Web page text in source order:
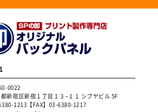
0022
新宿区新宿１丁目１３−１１ シブヤビル 5F
1213 【FAX】 03-6380-1217